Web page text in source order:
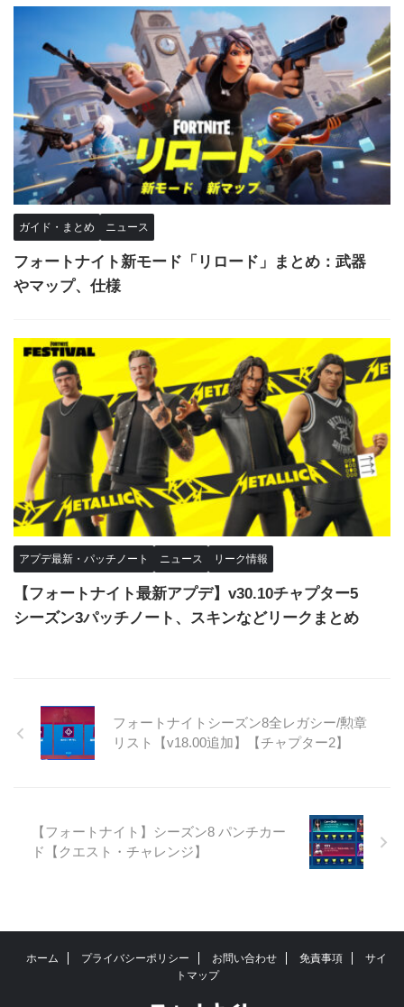
ガイド・まとめ ニュース
フォートナイト新モード「リロード」まとめ：武器
やマップ、仕様
アプデ最新・パッチノート ニュース リーク情報
【フォートナイト最新アプデ】v30.10チャプター5
シーズン3パッチノート、スキンなどリークまとめ
フォートナイトシーズン8全レガシー/勲章
リスト【v18.00追加】【チャプター2】
【フォートナイト】シーズン8 パンチカー
ド【クエスト・チャレンジ】
ホーム プライバシーポリシー お問い合わせ 免責事項
サイ
トマップ